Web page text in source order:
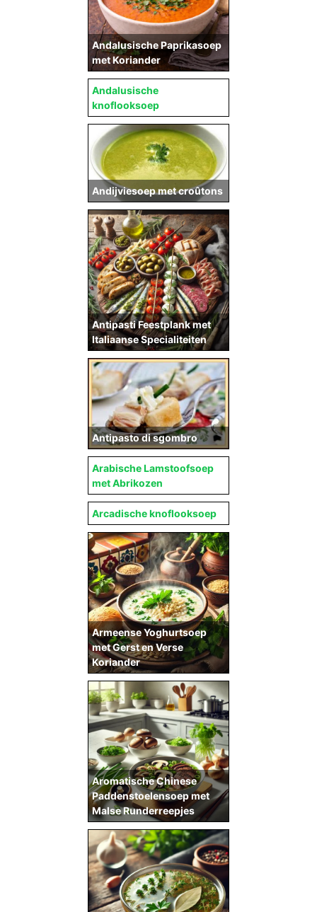
Andalusische
knoflooksoep
Andalusische Paprikasoep
met Koriander
Andijviesoep met croûtons
Antipasti Feestplank met
Italiaanse Specialiteiten
Antipasto di sgombro
Arabische Lamstoofsoep
met Abrikozen
Arcadische knoflooksoep
Armeense Yoghurtsoep
met Gerst en Verse
Koriander
Aromatische Chinese
Paddenstoelensoep met
Malse Runderreepjes